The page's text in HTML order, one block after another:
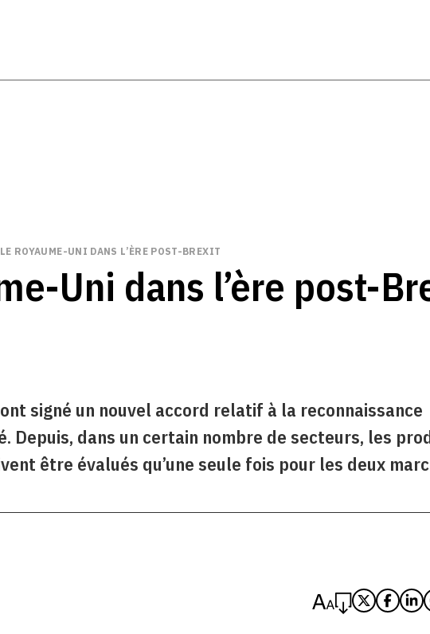
ROYAUME-UNI DANS L’ÈRE POST-BREXIT
Uni dans l’ère post-
signé un nouvel accord relatif à la reconnaissance
Depuis, dans un certain nombre de secteurs, les
être évalués qu’une seule fois pour les deux